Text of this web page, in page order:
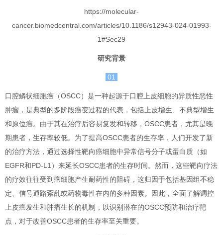
https://molecular-
cancer.biomedcentral.com/articles/10.1186/s12943-024-01993-
1#Sec29
研究背景
01
口腔鳞状细胞癌（OSCC）是一种起源于口腔上皮细胞的异质性恶性
肿瘤，是典型的多阶段癌变过程的代表，包括上皮增生、不典型增生
和原位癌。由于其在治疗后容易复发和转移，OSCC患者，尤其是晚
期患者，生存率较低。为了提高OSCC患者的生存率，人们开发了新
的治疗方法，通过选择性靶向癌细胞中异常信号分子或蛋白质（如
EGFR和PD-L1）来延长OSCC患者的生存时间。然而，这些靶向疗法
的疗效往往受到癌细胞产生耐药性的阻碍，这归因于包括基因组不稳
定、信号通路紊乱或药物毒性在内的多种因素。因此，全面了解调控
上皮癌发生和肿瘤生长的机制，以识别潜在的OSCC预防和治疗靶
点，对于改善OSCC患者的生存率至关重要。